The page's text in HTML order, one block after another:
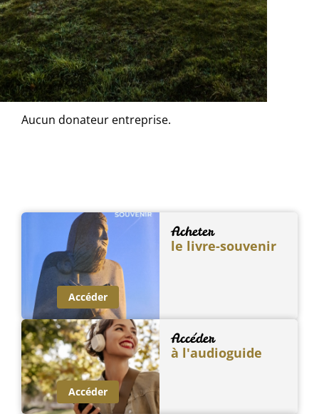
Aucun donateur particulier.
Les donateurs entreprises
Aucun donateur entreprise.
Acheter
le livre-souvenir
Accéder
Accéder
à l'audioguide
Accéder